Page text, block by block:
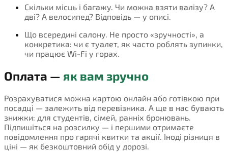
Скільки місць і багажу. Чи можна взяти валізу? А
дві? А велосипед? Відповідь — у описі.
Що всередині салону. Не просто «зручності», а
конкретика: чи є туалет, як часто роблять зупинки,
чи працює Wi-Fi у горах.
Оплата — як вам зручно
Розрахуватися можна картою онлайн або готівкою при
посадці — залежить від перевізника. А ще в нас бувають
знижки: для студентів, сімей, ранніх бронювань.
Підпишіться на розсилку — і першими отримаєте
повідомлення про гарячі квитки та акції. Іноді різниця в
ціні — як безкоштовний обід у дорозі.